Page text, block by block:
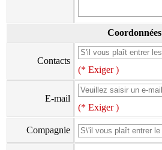
Coordonnées
Contacts
(* Exiger )
E-mail
(* Exiger )
Compagnie